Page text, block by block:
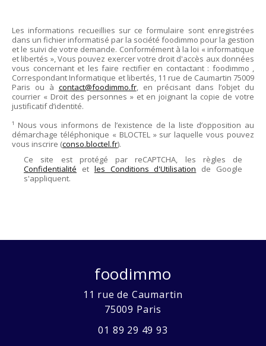
Les informations recueillies sur ce formulaire sont enregistrées
dans un fichier informatisé par la société foodimmo pour la gestion
et le suivi de votre demande. Conformément à la loi « informatique
et libertés », Vous pouvez exercer votre droit d'accès aux données
vous concernant et les faire rectifier en contactant : foodimmo ,
Correspondant Informatique et libertés, 11 rue de Caumartin 75009
Paris ou à contact@foodimmo.fr, en précisant dans l’objet du
courrier « Droit des personnes » et en joignant la copie de votre
justificatif d’identité.
¹ Nous vous informons de l’existence de la liste d’opposition au
démarchage téléphonique « BLOCTEL » sur laquelle vous pouvez
vous inscrire (conso.bloctel.fr).
Ce site est protégé par reCAPTCHA, les règles de
Confidentialité et les Conditions d'Utilisation de Google
s'appliquent.
foodimmo
11 rue de Caumartin
75009 Paris
01 89 29 49 93